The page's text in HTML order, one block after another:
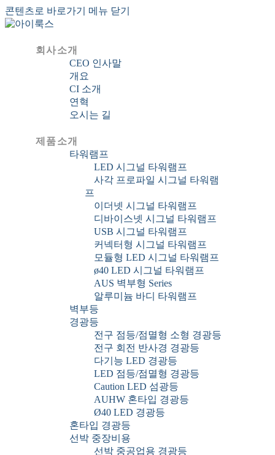
콘텐츠로 바로가기 메뉴 닫기
회사소개
CEO 인사말
개요
CI 소개
연혁
오시는 길
제품소개
타워램프
LED 시그널 타워램프
사각 프로파일 시그널 타워램
프
이더넷 시그널 타워램프
디바이스넷 시그널 타워램프
USB 시그널 타워램프
커넥터형 시그널 타워램프
모듈형 LED 시그널 타워램프
ø40 LED 시그널 타워램프
AUS 벽부형 Series
알루미늄 바디 타워램프
벽부등
경광등
전구 점등/점멸형 소형 경광등
전구 회전 반사경 경광등
다기능 LED 경광등
LED 점등/점멸형 경광등
Caution LED 섬광등
AUHW 혼타입 경광등
Ø40 LED 경광등
혼타입 경광등
선박 중장비용
선박 중공업용 경광등